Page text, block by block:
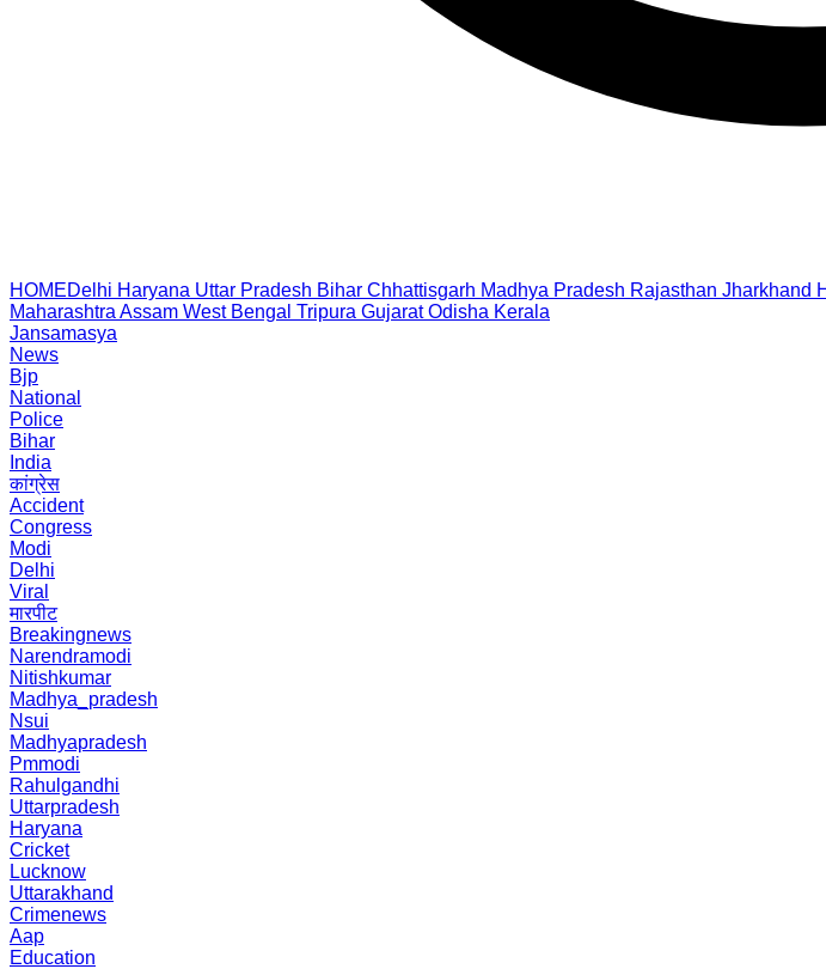
HOMEDelhi Haryana Uttar Pradesh Bihar Chhattisgarh Madhya Pradesh Rajasthan Jharkhand
Maharashtra Assam West Bengal Tripura Gujarat Odisha Kerala
Jansamasya
News
Bjp
National
Police
Bihar
India
कांग्रेस
Accident
Congress
Modi
Delhi
Viral
मारपीट
Breakingnews
Narendramodi
Nitishkumar
Madhya_pradesh
Nsui
Madhyapradesh
Pmmodi
Rahulgandhi
Uttarpradesh
Haryana
Cricket
Lucknow
Uttarakhand
Crimenews
Aap
Education